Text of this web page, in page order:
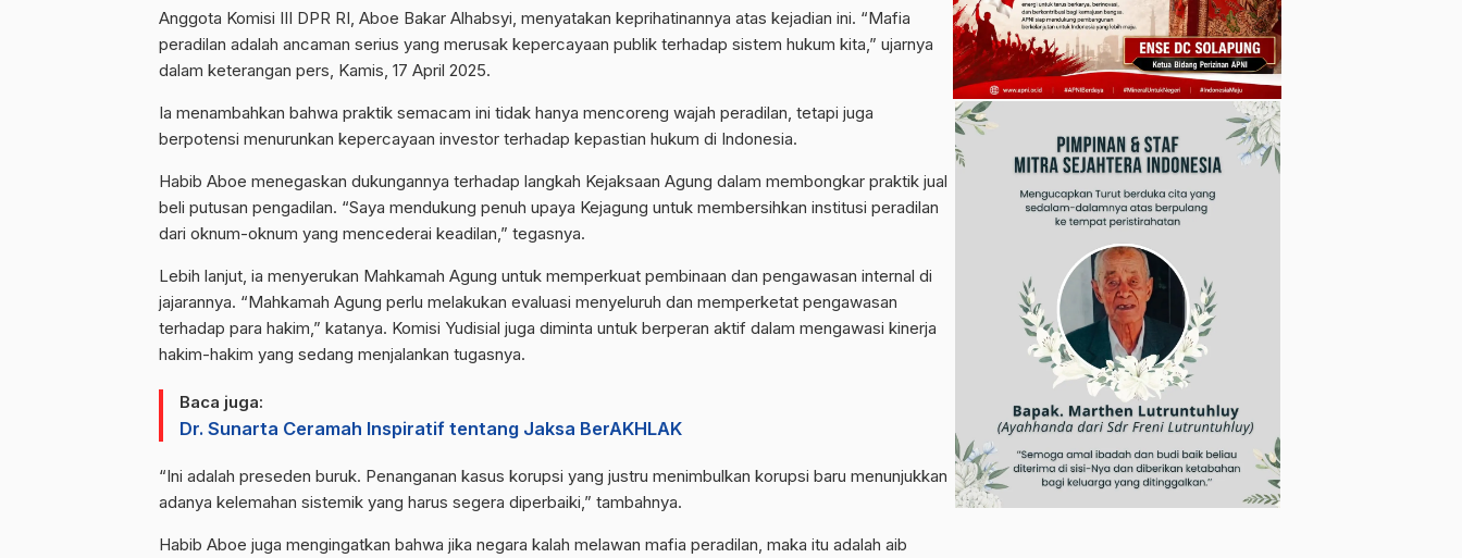
Anggota Komisi III DPR RI, Aboe Bakar Alhabsyi, menyatakan keprihatinannya atas kejadian ini. “Mafia
peradilan adalah ancaman serius yang merusak kepercayaan publik terhadap sistem hukum kita,” ujarnya
dalam keterangan pers, Kamis, 17 April 2025.
Ia menambahkan bahwa praktik semacam ini tidak hanya mencoreng wajah peradilan, tetapi juga
berpotensi menurunkan kepercayaan investor terhadap kepastian hukum di Indonesia.
Habib Aboe menegaskan dukungannya terhadap langkah Kejaksaan Agung dalam membongkar praktik jual
beli putusan pengadilan. “Saya mendukung penuh upaya Kejagung untuk membersihkan institusi peradilan
dari oknum-oknum yang mencederai keadilan,” tegasnya.
Lebih lanjut, ia menyerukan Mahkamah Agung untuk memperkuat pembinaan dan pengawasan internal di
jajarannya. “Mahkamah Agung perlu melakukan evaluasi menyeluruh dan memperketat pengawasan
terhadap para hakim,” katanya. Komisi Yudisial juga diminta untuk berperan aktif dalam mengawasi kinerja
hakim-hakim yang sedang menjalankan tugasnya.
Baca juga:
Dr. Sunarta Ceramah Inspiratif tentang Jaksa BerAKHLAK
“Ini adalah preseden buruk. Penanganan kasus korupsi yang justru menimbulkan korupsi baru menunjukkan
adanya kelemahan sistemik yang harus segera diperbaiki,” tambahnya.
Habib Aboe juga mengingatkan bahwa jika negara kalah melawan mafia peradilan, maka itu adalah aib